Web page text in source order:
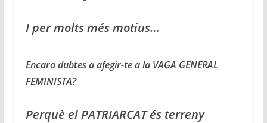
I per molts més motius…
Encara dubtes a afegir-te a la VAGA GENERAL
FEMINISTA?
Perquè el PATRIARCAT és terreny